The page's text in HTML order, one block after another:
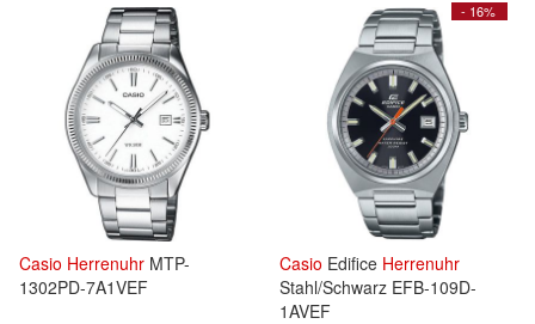
Casio Herrenuhr MTP-
1302PD-7A1VEF
- 16%
Casio Edifice Herrenuhr
Stahl/Schwarz EFB-109D-
1AVEF